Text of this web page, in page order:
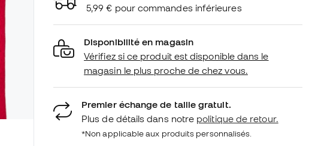
5,99 € pour commandes inférieures
Disponibilité en magasin
Vérifiez si ce produit est disponible dans le
magasin le plus proche de chez vous.
Premier échange de taille gratuit.
Plus de détails dans notre politique de retour.
*Non applicable aux produits personnalisés.